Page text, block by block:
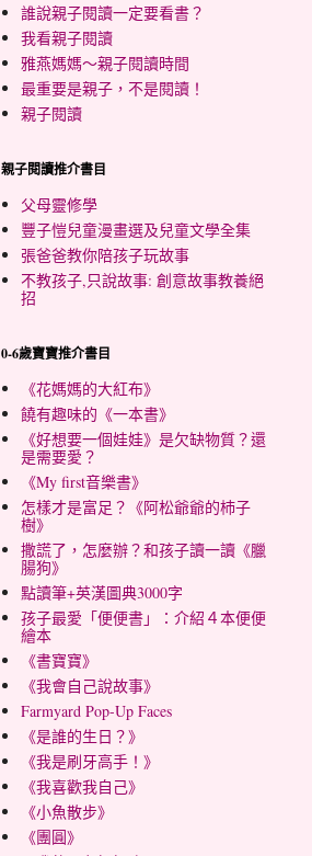
誰說親子閱讀一定要看書？
我看親子閱讀
雅燕媽媽～親子閱讀時間
最重要是親子，不是閱讀！
親子閱讀
親子閱讀推介書目
父母靈修學
豐子愷兒童漫畫選及兒童文學全集
張爸爸教你陪孩子玩故事
不教孩子,只說故事: 創意故事教養絕
招
0-6歲寶寶推介書目
《花媽媽的大紅布》
饒有趣味的《一本書》
《好想要一個娃娃》是欠缺物質？還
是需要愛？
《My first音樂書》
怎樣才是富足？《阿松爺爺的杮子
樹》
撒謊了，怎麼辦？和孩子讀一讀《臘
腸狗》
點讀筆+英漢圖典3000字
孩子最愛「便便書」：介紹４本便便
繪本
《書寶寶》
《我會自己說故事》
Farmyard Pop-Up Faces
《是誰的生日？》
《我是刷牙高手！》
《我喜歡我自己》
《小魚散步》
《團圓》